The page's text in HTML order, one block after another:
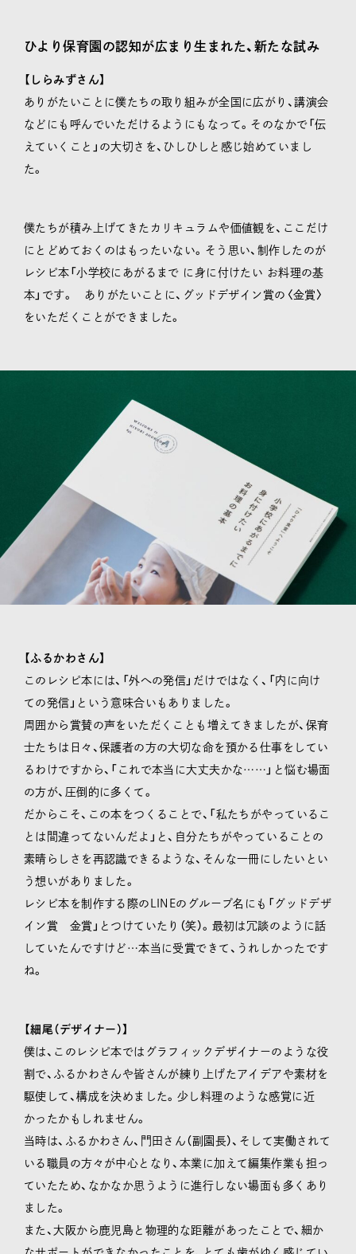
ひより保育園の認知が広まり生まれた、新たな試み
【しらみずさん】
ありがたいことに僕たちの取り組みが全国に広がり、講演会
などにも呼んでいただけるようにもなって。そのなかで「伝
えていくこと」の大切さを、ひしひしと感じ始めていまし
た。
僕たちが積み上げてきたカリキュラムや価値観を、ここだけ
にとどめておくのはもったいない。そう思い、制作したのが
レシピ本「小学校にあがるまで に身に付けたい お料理の基
本」です。 ありがたいことに、グッドデザイン賞の〈金賞〉
をいただくことができました。
【ふるかわさん】
このレシピ本には、「外への発信」だけではなく、「内に向け
ての発信」という意味合いもありました。
周囲から賞賛の声をいただくことも増えてきましたが、保育
士たちは日々、保護者の方の大切な命を預かる仕事をしてい
るわけですから、「これで本当に大丈夫かな……」と悩む場面
の方が、圧倒的に多くて。
だからこそ、この本をつくることで、「私たちがやっているこ
とは間違ってないんだよ」と、自分たちがやっていることの
素晴らしさを再認識できるような、そんな一冊にしたいとい
う想いがありました。
レシピ本を制作する際のLINEのグループ名にも「グッドデザ
イン賞 金賞」とつけていたり（笑）。最初は冗談のように話
していたんですけど…本当に受賞できて、うれしかったです
ね。
【細尾（デザイナー）】
僕は、このレシピ本ではグラフィックデザイナーのような役
割で、ふるかわさんや皆さんが練り上げたアイデアや素材を
駆使して、構成を決めました。少し料理のような感覚に近
かったかもしれません。
当時は、ふるかわさん、門田さん（副園長）、そして実働されて
いる職員の方々が中心となり、本業に加えて編集作業も担っ
ていたため、なかなか思うように進行しない場面も多くあり
ました。
また、大阪から鹿児島と物理的な距離があったことで、細か